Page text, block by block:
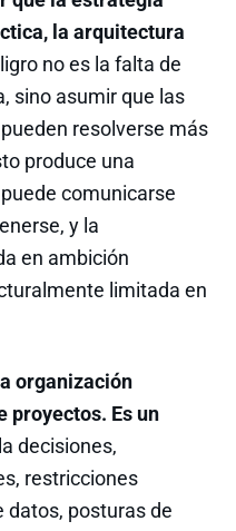
la arquitectura
no es la falta de
sino asumir que las
resolverse más
produce una
comunicarse
y la
en ambición
limitada en
organización
proyectos. Es un
decisiones,
restricciones
datos, posturas de